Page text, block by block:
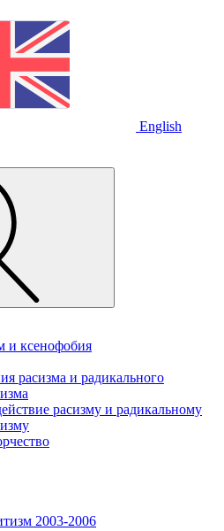
English
и ксенофобия
расизма и радикального
расизму и радикальному
2003-2006